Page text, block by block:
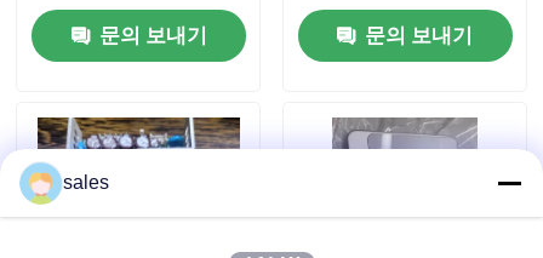
저희와 연락
환자 모니터 부품
문의 보내기
문의 보내기
sales